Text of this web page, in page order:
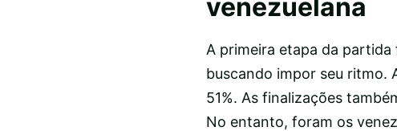
venezuelana
A primeira etapa da
buscando impor seu ritmo.
51%. As finalizações
No entanto, foram os